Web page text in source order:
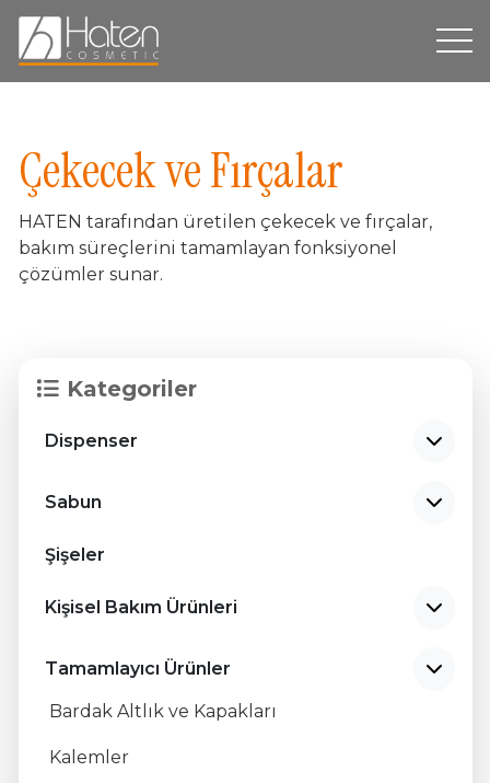
Üretim
Dispenser
Ürün Grupları
Sürdürülebilirlik
TR
EN
Çekecek ve Fırçalar
HATEN tarafından üretilen çekecek ve fırçalar,
bakım süreçlerini tamamlayan fonksiyonel
çözümler sunar.
Kategoriler
Dispenser
Sabun
Şişeler
Kişisel Bakım Ürünleri
Tamamlayıcı Ürünler
Bardak Altlık ve Kapakları
Kalemler